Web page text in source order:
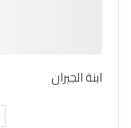
ابنة الجيران